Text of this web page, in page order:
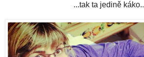
...tak ta jedině